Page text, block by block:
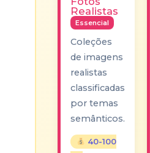
Realistas
Essencial
Coleções
de imagens
realistas
classificadas
por temas
semânticos.
40-100